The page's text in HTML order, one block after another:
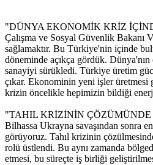
"DÜNYA EKONOMİK KRİZ
Çalışma ve Sosyal Güvenlik Bakanı
sağlamaktır. Bu Türkiye'nin içinde
döneminde açıkça gördük.
sanayiyi sürükledi. Türkiye üretim
çıkar. Ekonominin yeni işler üretmesi
krizin öncelikle hepimizin bildiği
"TAHIL KRİZİNİN
Bilhassa Ukrayna savaşından sonra
görüyoruz. Tahıl krizinin
rolü üstlendi. Bu aynı zamanda
etmesi, bu süreçte iş birliği